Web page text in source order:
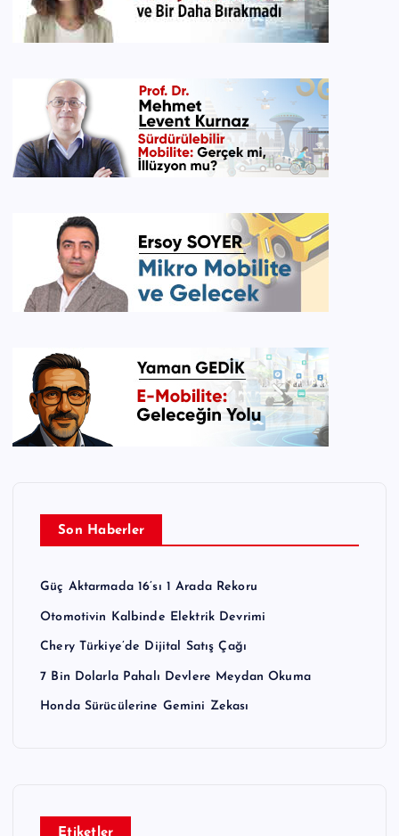
Son Haberler
Güç Aktarmada 16’sı 1 Arada Rekoru
Otomotivin Kalbinde Elektrik Devrimi
Chery Türkiye’de Dijital Satış Çağı
7 Bin Dolarla Pahalı Devlere Meydan Okuma
Honda Sürücülerine Gemini Zekası
Etiketler